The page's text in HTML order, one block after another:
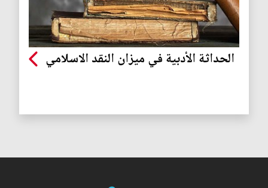
الحداثة الأدبية في ميزان النقد الاسلامي